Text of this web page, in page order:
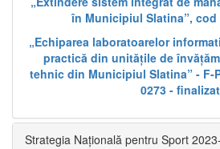
în Municipiul Slatina”, cod
„Echiparea laboratoarelor
practică din unitățile de
tehnic din Municipiul Slatina” - F-
0273 - finalizat
Strategia Națională pentru Sport